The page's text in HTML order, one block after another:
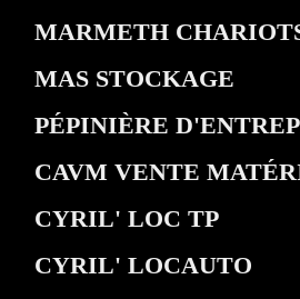
MARMETH
MAS STOCKAGE
PÉPINIÈRE
CAVM VENTE
CYRIL' LOC TP
CYRIL' LOCAUTO